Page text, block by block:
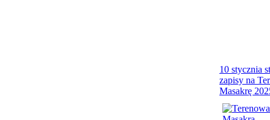
10 stycznia
zapisy na
Masakrę